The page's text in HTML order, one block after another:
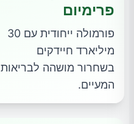
פרימיום
פורמולה ייחודית עם 30
מיליארד חיידקים
בשחרור מושהה לבריאות
המעיים.